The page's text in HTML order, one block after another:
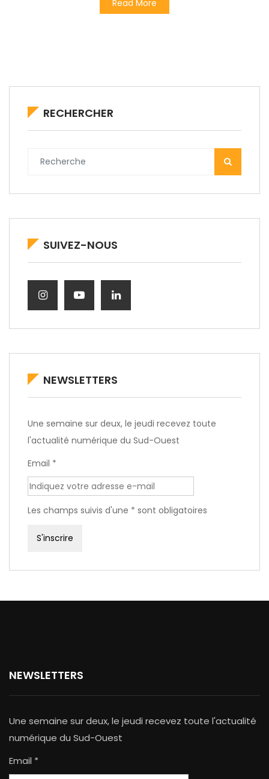
Read More
RECHERCHER
SUIVEZ-NOUS
NEWSLETTERS
Une semaine sur deux, le jeudi recevez toute
l'actualité numérique du Sud-Ouest
Email *
Les champs suivis d'une * sont obligatoires
NEWSLETTERS
Une semaine sur deux, le jeudi recevez toute l'actualité
numérique du Sud-Ouest
Email *